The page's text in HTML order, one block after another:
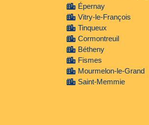
Épernay
Vitry-le-François
Tinqueux
Cormontreuil
Bétheny
Fismes
Mourmelon-le-Grand
Saint-Memmie